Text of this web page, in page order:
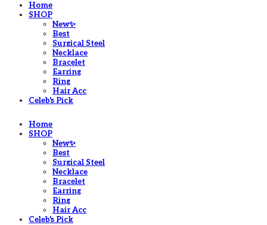
Home
SHOP
New✨
Best
Surgical Steel
Necklace
Bracelet
Earring
Ring
Hair Acc
Celeb's Pick
Home
SHOP
New✨
Best
Surgical Steel
Necklace
Bracelet
Earring
Ring
Hair Acc
Celeb's Pick